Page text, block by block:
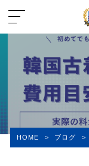
HOME > ブログ >